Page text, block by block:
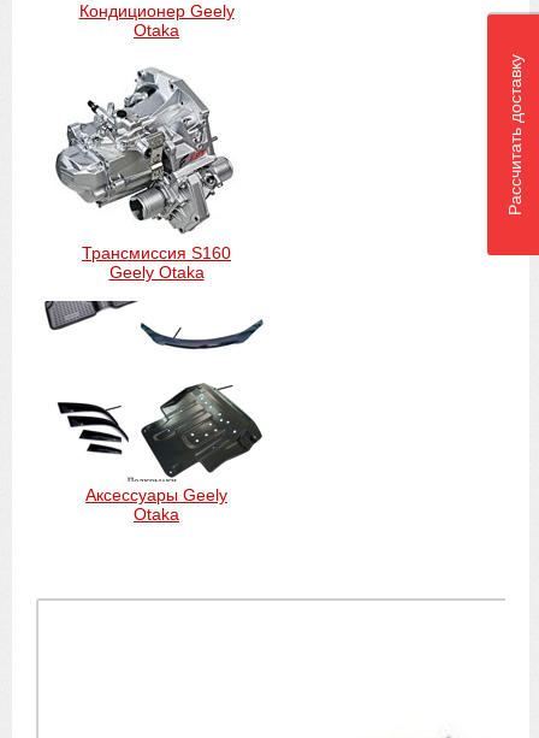
Кондиционер Geely
Otaka
Трансмиссия S160
Geely Otaka
Аксессуары Geely
Otaka
Рассчитать доставку